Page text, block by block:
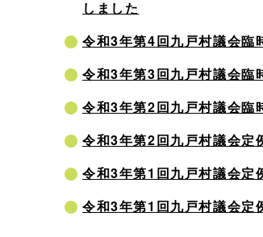
しました
令和3年第4回九戸村議会臨
令和3年第3回九戸村議会臨
令和3年第2回九戸村議会臨
令和3年第2回九戸村議会定
令和3年第1回九戸村議会定
令和3年第1回九戸村議会定